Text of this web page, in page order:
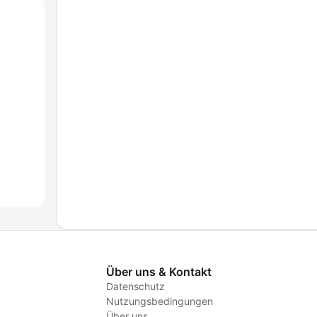
Über uns & Kontakt
Datenschutz
Nutzungsbedingungen